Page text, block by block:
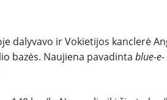
NAUJI
dalyvavo ir Vokietijos kanclerė
bazės. Naujiena pavadinta blue-e-